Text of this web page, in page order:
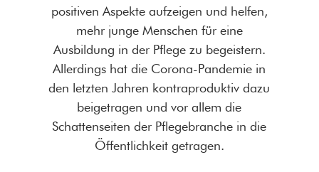
positiven Aspekte aufzeigen und helfen,
mehr junge Menschen für eine
Ausbildung in der Pflege zu begeistern.
Allerdings hat die Corona-Pandemie in
den letzten Jahren kontraproduktiv dazu
beigetragen und vor allem die
Schattenseiten der Pflegebranche in die
Öffentlichkeit getragen.